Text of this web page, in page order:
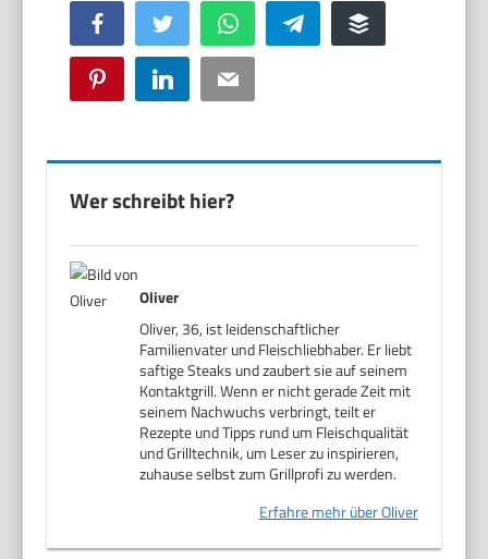
Facebook Twitter WhatsApp Telegram Buffer
Pinterest LinkedIn Email
Wer schreibt hier?
Oliver
Oliver, 36, ist leidenschaftlicher
Familienvater und Fleischliebhaber. Er liebt
saftige Steaks und zaubert sie auf seinem
Kontaktgrill. Wenn er nicht gerade Zeit mit
seinem Nachwuchs verbringt, teilt er
Rezepte und Tipps rund um Fleischqualität
und Grilltechnik, um Leser zu inspirieren,
zuhause selbst zum Grillprofi zu werden.
Erfahre mehr über Oliver